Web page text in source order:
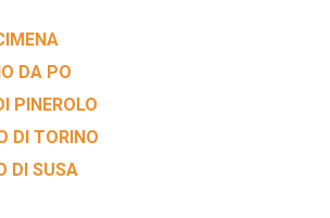
DA PO
PINEROLO
DI TORINO
DI SUSA